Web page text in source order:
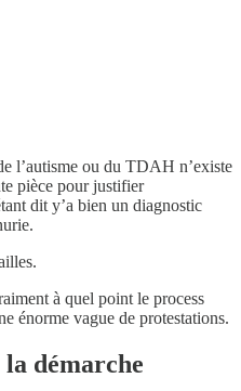
l’autisme ou du TDAH n’existe
pièce pour justifier
dit y’a bien un diagnostic
à quel point le process
énorme vague de protestations.
démarche